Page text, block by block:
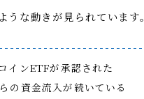
うな動きが見られています。
インETFが承認された
の資金流入が続いている